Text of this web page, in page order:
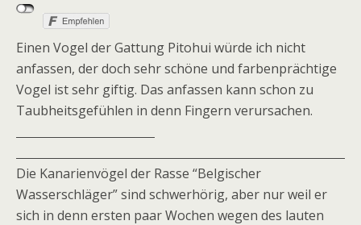
Einen Vogel der Gattung Pitohui würde ich nicht
anfassen, der doch sehr schöne und farbenprächtige
Vogel ist sehr giftig. Das anfassen kann schon zu
Taubheitsgefühlen in denn Fingern verursachen.
Die Kanarienvögel der Rasse “Belgischer
Wasserschläger” sind schwerhörig, aber nur weil er
sich in denn ersten paar Wochen wegen des lauten